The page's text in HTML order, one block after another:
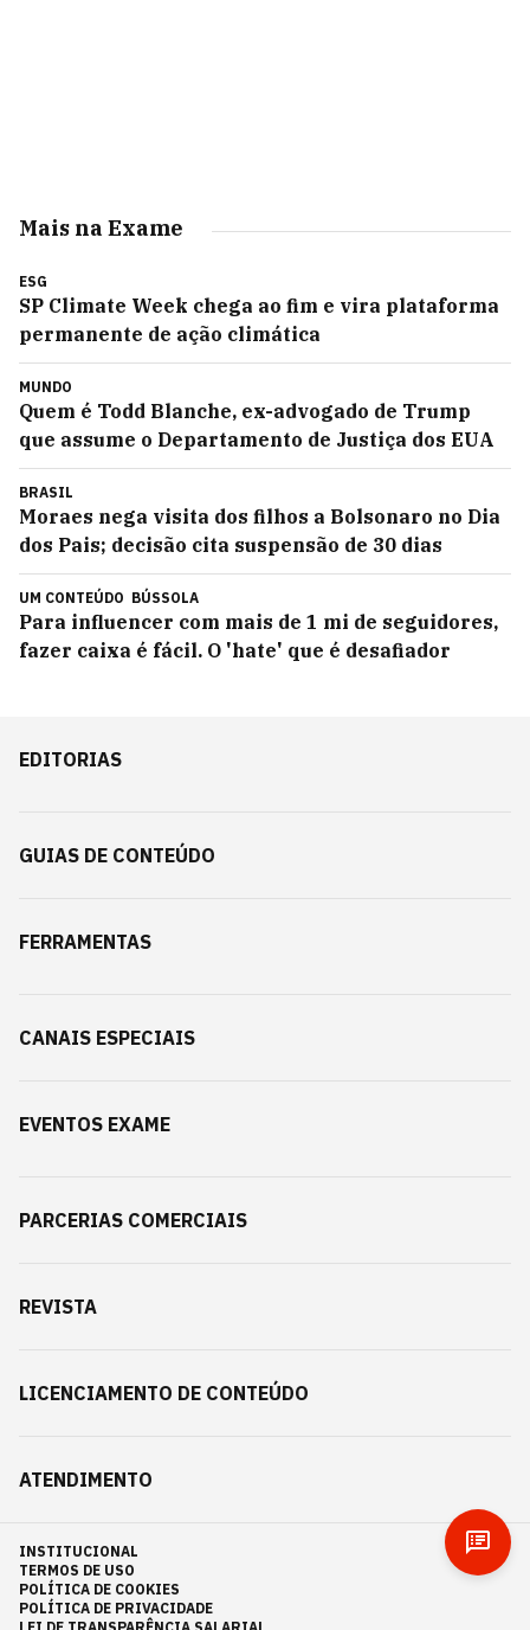
Mais na Exame
ESG
SP Climate Week chega ao fim e vira plataforma
permanente de ação climática
MUNDO
Quem é Todd Blanche, ex-advogado de Trump
que assume o Departamento de Justiça dos EUA
BRASIL
Moraes nega visita dos filhos a Bolsonaro no Dia
dos Pais; decisão cita suspensão de 30 dias
UM CONTEÚDO BÚSSOLA
Para influencer com mais de 1 mi de seguidores,
fazer caixa é fácil. O 'hate' que é desafiador
EDITORIAS
GUIAS DE CONTEÚDO
FERRAMENTAS
CANAIS ESPECIAIS
EVENTOS EXAME
PARCERIAS COMERCIAIS
REVISTA
LICENCIAMENTO DE CONTEÚDO
ATENDIMENTO
INSTITUCIONAL
TERMOS DE USO
POLÍTICA DE COOKIES
POLÍTICA DE PRIVACIDADE